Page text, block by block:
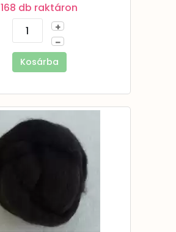
168 db raktáron
+
–
Kosárba